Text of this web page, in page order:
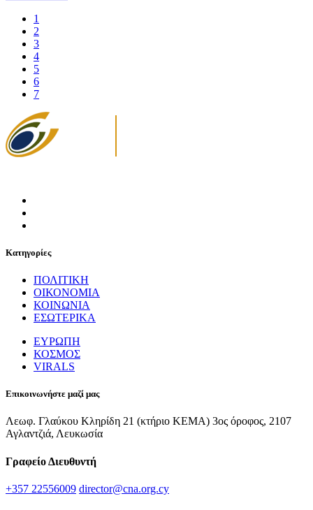
1
2
3
4
5
6
7
Κατηγορίες
ΠΟΛΙΤΙΚΗ
ΟΙΚΟΝΟΜΙΑ
ΚΟΙΝΩΝΙΑ
ΕΣΩΤΕΡΙΚΑ
ΕΥΡΩΠΗ
ΚΟΣΜΟΣ
VIRALS
Επικοινωνήστε μαζί μας
Λεωφ. Γλαύκου Κληρίδη 21 (κτήριο ΚΕΜΑ) 3ος όροφος, 2107
Αγλαντζιά, Λευκωσία
Γραφείο Διευθυντή
+357 22556009 director@cna.org.cy